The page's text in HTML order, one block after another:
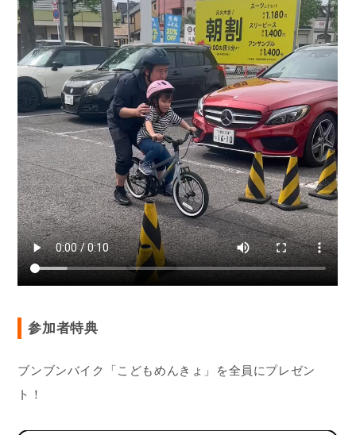
参加者特典
ブンブンバイク「こどもめんきょ」を全員にプレゼン
ト！